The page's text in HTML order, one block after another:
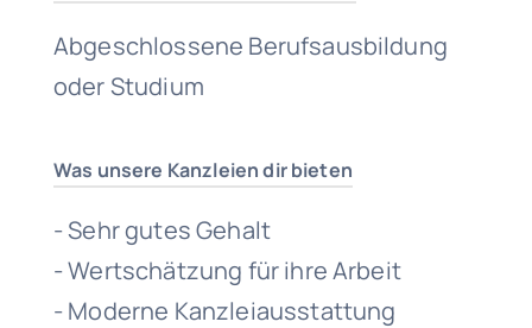
Abgeschlossene Berufsausbildung
oder Studium
Was unsere Kanzleien dir bieten
- Sehr gutes Gehalt
- Wertschätzung für ihre Arbeit
- Moderne Kanzleiausstattung